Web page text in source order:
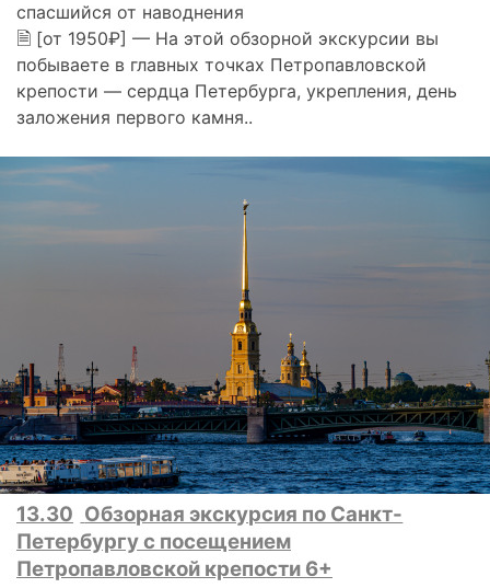
спасшийся от наводнения
🗎 [от 1950₽] — На этой обзорной экскурсии вы
побываете в главных точках Петропавловской
крепости — сердца Петербурга, укрепления, день
заложения первого камня..
13.30 Обзорная экскурсия по Санкт-
Петербургу с посещением
Петропавловской крепости 6+